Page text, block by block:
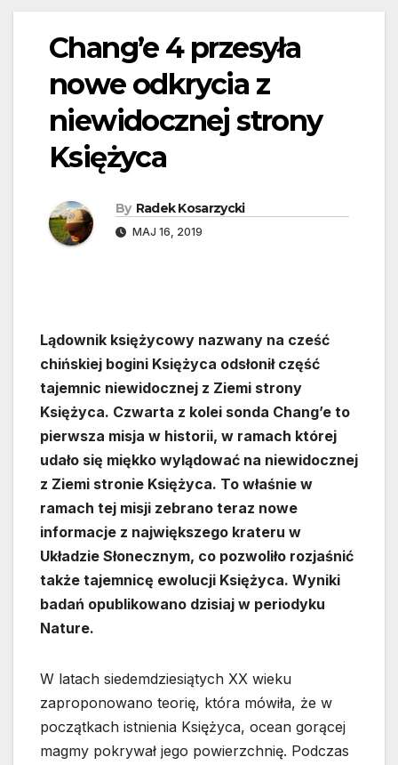
Chang’e 4 przesyła
nowe odkrycia z
niewidocznej strony
Księżyca
By Radek Kosarzycki
MAJ 16, 2019
Lądownik księżycowy nazwany na cześć
chińskiej bogini Księżyca odsłonił część
tajemnic niewidocznej z Ziemi strony
Księżyca. Czwarta z kolei sonda Chang’e to
pierwsza misja w historii, w ramach której
udało się miękko wylądować na niewidocznej
z Ziemi stronie Księżyca. To właśnie w
ramach tej misji zebrano teraz nowe
informacje z największego krateru w
Układzie Słonecznym, co pozwoliło rozjaśnić
także tajemnicę ewolucji Księżyca. Wyniki
badań opublikowano dzisiaj w periodyku
Nature.
W latach siedemdziesiątych XX wieku
zaproponowano teorię, która mówiła, że w
początkach istnienia Księżyca, ocean gorącej
magmy pokrywał jego powierzchnię. Podczas